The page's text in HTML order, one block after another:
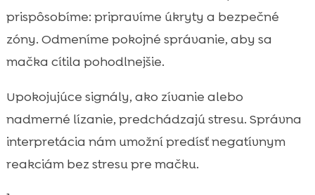
prispôsobíme: pripravíme úkryty a bezpečné
zóny. Odmeníme pokojné správanie, aby sa
mačka cítila pohodlnejšie.
Upokojujúce signály, ako zívanie alebo
nadmerné lízanie, predchádzajú stresu. Správna
interpretácia nám umožní predísť negatívnym
reakciám bez stresu pre mačku.